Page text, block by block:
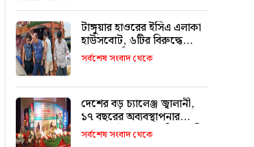
টাঙ্গুয়ার হাওরের ইসিএ এলাকা
হাউসবোট, ৬টির বিরুদ্ধে
মামলা–জরিমানা
সর্বশেষ সংবাদ থেকে
দেশের বড় চ্যালেঞ্জ জ্বালানী,
১৭ বছরের অব্যবস্থাপনার
কারণে এই অবস্থা: বাণিজ্যমন্ত্রী
সর্বশেষ সংবাদ থেকে